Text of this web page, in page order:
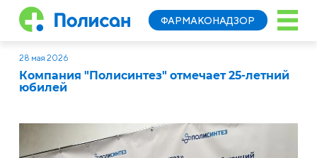
ФАРМАКОНАДЗОР
28 мая 2026
Компания "Полисинтез" отмечает 25-летний
юбилей